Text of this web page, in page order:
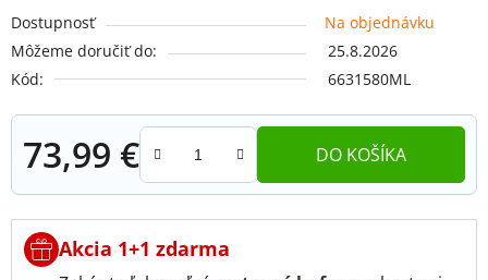
Dostupnosť
Na objednávku
Môžeme doručiť do:
25.8.2026
Kód:
6631580ML
73,99 €
Jednotková cena:
DO KOŠÍKA
Akcia 1+1 zdarma